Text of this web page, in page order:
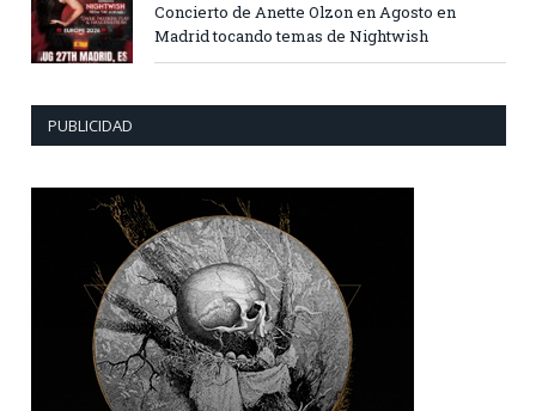
Concierto de Anette Olzon en Agosto en
Madrid tocando temas de Nightwish
PUBLICIDAD